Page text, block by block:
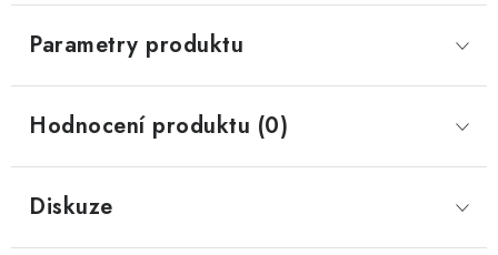
Parametry produktu
Hodnocení produktu (0)
Diskuze